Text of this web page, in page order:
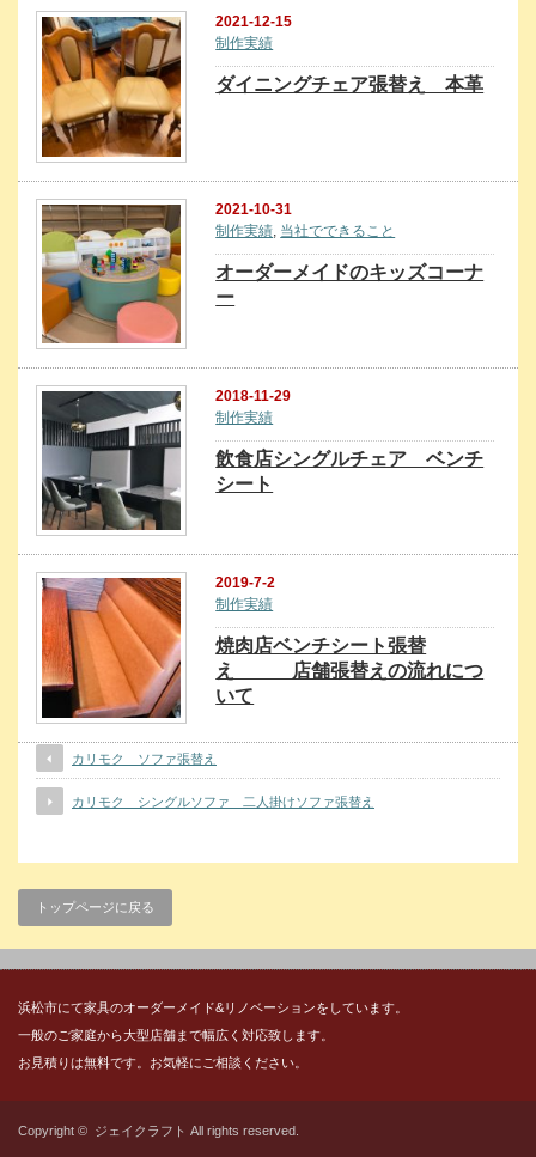
2021-12-15
制作実績
ダイニングチェア張替え 本革
2021-10-31
制作実績 当社でできること
オーダーメイドのキッズコーナ
ー
2018-11-29
制作実績
飲食店シングルチェア ベンチ
シート
2019-7-2
制作実績
焼肉店ベンチシート張替
え 店舗張替えの流れにつ
いて
カリモク ソファ張替え
カリモク シングルソファ 二人掛けソファ張替え
トップページに戻る
浜松市にて家具のオーダーメイド&リノベーションをしています。
一般のご家庭から大型店舗まで幅広く対応致します。
お見積りは無料です。お気軽にご相談ください。
Copyright © ジェイクラフト All rights reserved.